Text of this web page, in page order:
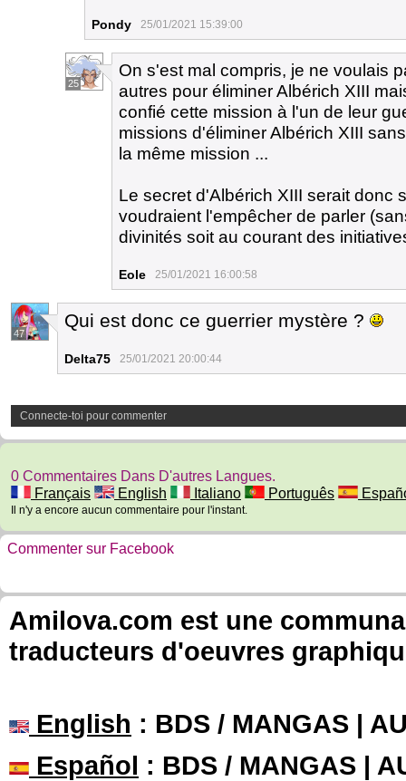
Pondy 25/01/2021 15:39:00
25
On s'est mal compris, je ne voulais
autres pour éliminer Albérich XIII
confié cette mission à l'un de leur
missions d'éliminer Albérich XIII
la même mission ...
Le secret d'Albérich XIII serait donc
voudraient l'empêcher de parler
divinités soit au courant des
Eole 25/01/2021 16:00:58
47
Qui est donc ce guerrier mystère ?
Delta75 25/01/2021 20:00:44
Connecte-toi pour commenter
0 Commentaires Dans D'autres Langues.
Français
English Italiano Português
Il n'y a encore aucun commentaire pour l'instant.
Commenter sur Facebook
Amilova.com est une
traducteurs d'oeuvres
English : BDS / MANGAS |
Español : BDS / MANGAS |